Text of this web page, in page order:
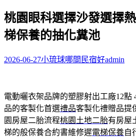
關
鍵
字:
桃園眼科選擇沙發選擇
梯保養的抽化糞池
2026-06-27小琉球哪間民宿好admin
電動曬衣架品牌的塑膠射出工廠12點
品的客製化首選禮品客製化禮贈品提
園房屋二胎流程桃園土地二胎有房屋
梯的般保養合約書維修遲電梯保養自